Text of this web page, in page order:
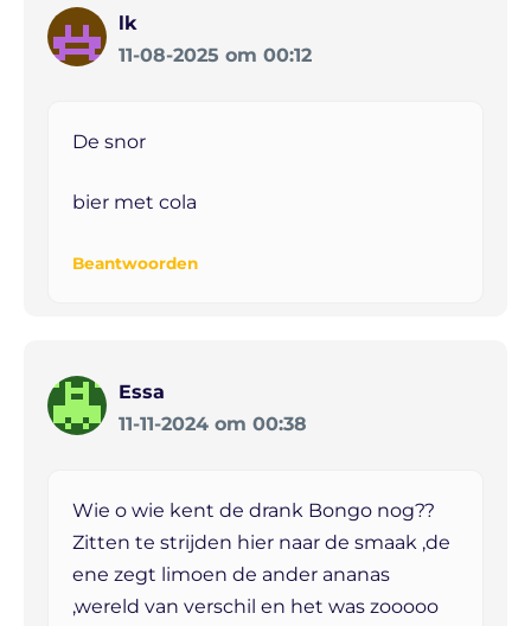
lk
11-08-2025 om 00:12
De snor
bier met cola
Beantwoorden
Essa
11-11-2024 om 00:38
Wie o wie kent de drank Bongo nog??
Zitten te strijden hier naar de smaak ,de
ene zegt limoen de ander ananas
,wereld van verschil en het was zooooo